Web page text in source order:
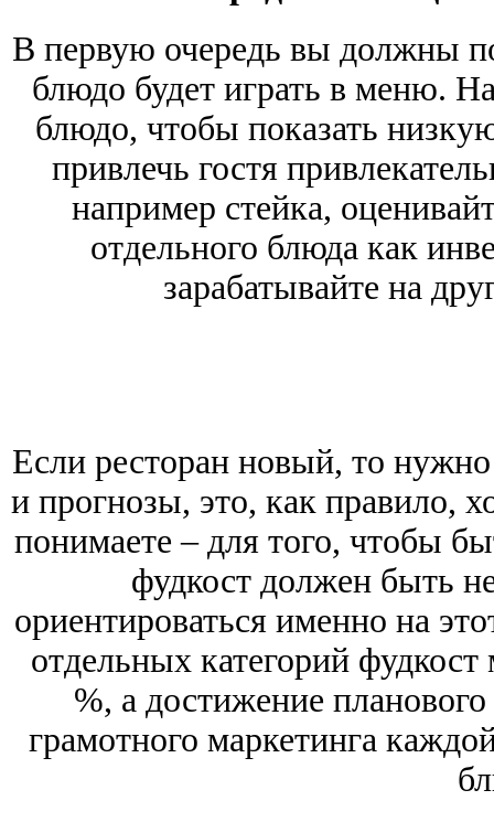
В первую очередь вы должны
блюдо будет играть в меню.
блюдо, чтобы показать
привлечь гостя
например стейка,
отдельного блюда как
зарабатывайте на
Если ресторан новый, то
и прогнозы, это, как правило,
понимаете ‒ для того, чтобы
фудкост должен быть
ориентироваться именно на
отдельных категорий
%, а достижение планового
грамотного маркетинга